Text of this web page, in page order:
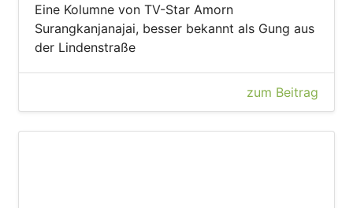
Eine Kolumne von TV-Star Amorn
Surangkanjanajai, besser bekannt als Gung aus
der Lindenstraße
zum Beitrag